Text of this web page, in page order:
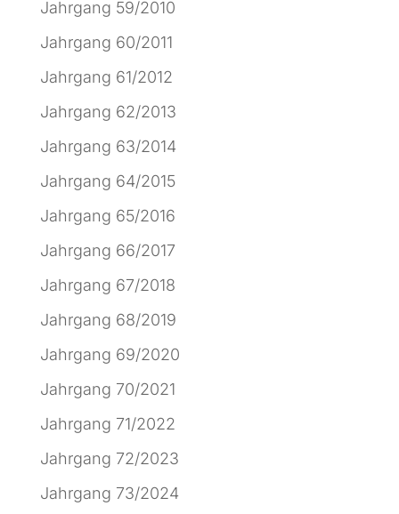
Jahrgang 59/2010
Jahrgang 60/2011
Jahrgang 61/2012
Jahrgang 62/2013
Jahrgang 63/2014
Jahrgang 64/2015
Jahrgang 65/2016
Jahrgang 66/2017
Jahrgang 67/2018
Jahrgang 68/2019
Jahrgang 69/2020
Jahrgang 70/2021
Jahrgang 71/2022
Jahrgang 72/2023
Jahrgang 73/2024